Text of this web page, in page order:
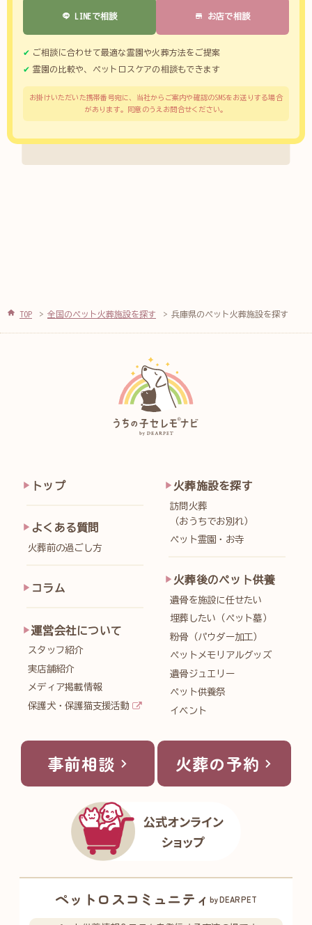
LINEで相談 お店で相談
ご相談に合わせて最適な霊園や火葬方法をご提案
霊園の比較や、ペットロスケアの相談もできます
お掛けいただいた携帯番号宛に、当社からご案内や確認のSMSをお送りする場合
があります。同意のうえお問合せください。
TOP 全国のペット火葬施設を探す 兵庫県のペット火葬施設を探す
トップ
よくある質問
火葬前の過ごし方
コラム
運営会社について
スタッフ紹介
実店舗紹介
メディア掲載情報
保護犬・保護猫支援活動
火葬施設を探す
訪問火葬
（おうちでお別れ）
ペット霊園・お寺
火葬後のペット供養
遺骨を施設に任せたい
埋葬したい（ペット墓）
粉骨（パウダー加工）
ペットメモリアルグッズ
遺骨ジュエリー
ペット供養祭
イベント
事前相談 火葬の予約
ペットロスコミュニティbyDEARPET